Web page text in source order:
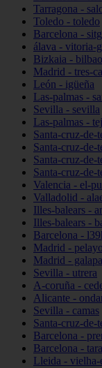
Tarragona -
Toledo - toledo
Barcelona -
álava - vitoria-
Bizkaia - bilbao
Madrid - tres-
León - igüeña
Las-palmas -
Sevilla - sevilla
Las-palmas -
Santa-cruz-de-
Santa-cruz-de-
Santa-cruz-de-
Santa-cruz-de-
Valencia - el-
Valladolid -
Illes-balears -
Illes-balears -
Barcelona -
Madrid -
Madrid -
Sevilla - utrera
A-coruña -
Alicante -
Sevilla - camas
Santa-cruz-de-
Barcelona -
Barcelona -
Lleida - vielha-